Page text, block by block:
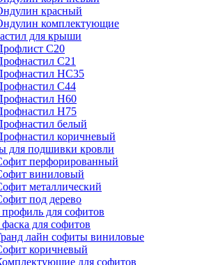
красный
комплектующие
для крыши
С20
С21
НС35
С44
Н60
Н75
белый
коричневый
для подшивки кровли
перфорированный
виниловый
металлический
под дерево
профиль для софитов
фаска для софитов
лайн софиты виниловые
коричневый
для софитов